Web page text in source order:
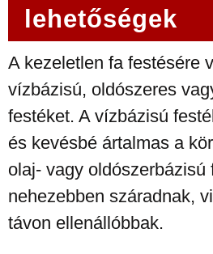
lehetőségek
A kezeletlen fa festésére
vízbázisú, oldószeres
festéket. A vízbázisú
és kevésbé ártalmas a
olaj- vagy oldószerbázisú
nehezebben száradnak,
távon ellenállóbbak.